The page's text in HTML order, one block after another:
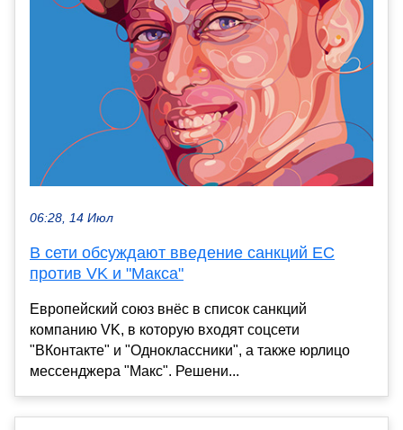
06:28, 14 Июл
В сети обсуждают введение санкций ЕС
против VK и "Макса"
Европейский союз внёс в список санкций
компанию VK, в которую входят соцсети
"ВКонтакте" и "Одноклассники", а также юрлицо
мессенджера "Макс". Решени...